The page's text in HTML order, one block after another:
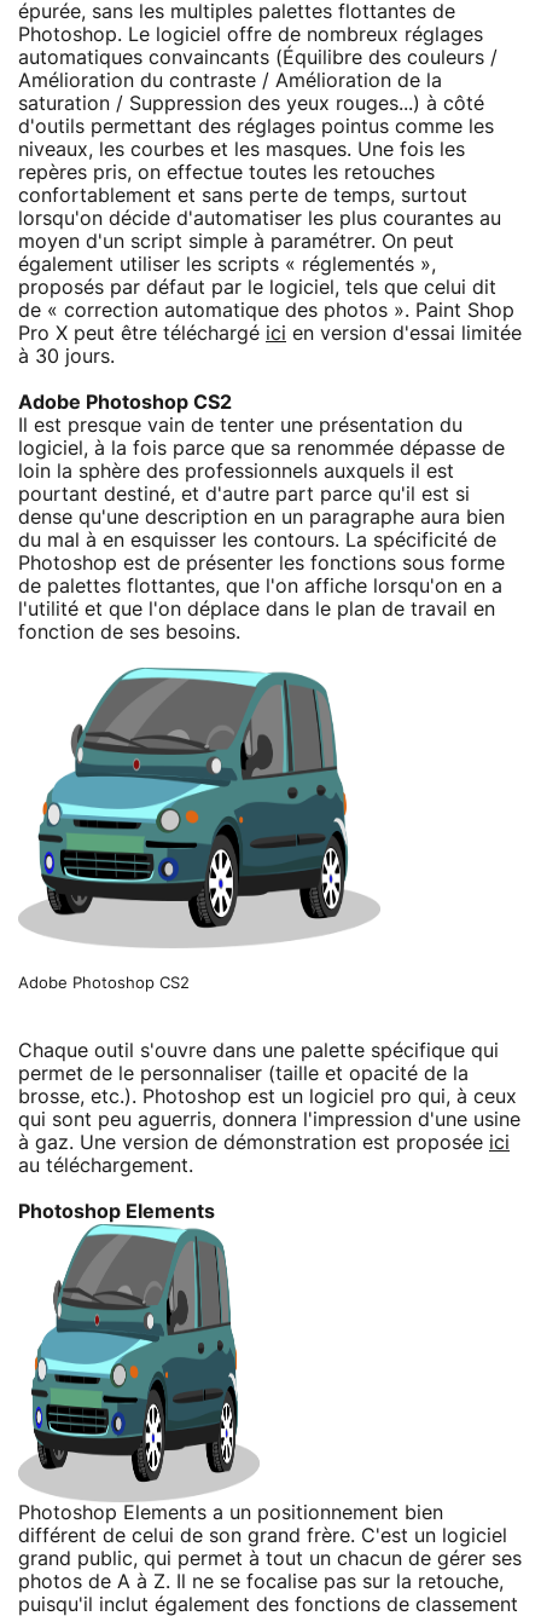
épurée, sans les multiples palettes flottantes de
Photoshop. Le logiciel offre de nombreux réglages
automatiques convaincants (Équilibre des couleurs /
Amélioration du contraste / Amélioration de la
saturation / Suppression des yeux rouges...) à côté
d'outils permettant des réglages pointus comme les
niveaux, les courbes et les masques. Une fois les
repères pris, on effectue toutes les retouches
confortablement et sans perte de temps, surtout
lorsqu'on décide d'automatiser les plus courantes au
moyen d'un script simple à paramétrer. On peut
également utiliser les scripts « réglementés »,
proposés par défaut par le logiciel, tels que celui dit
de « correction automatique des photos ». Paint Shop
Pro X peut être téléchargé ici en version d'essai limitée
à 30 jours.
Adobe Photoshop CS2
Il est presque vain de tenter une présentation du
logiciel, à la fois parce que sa renommée dépasse de
loin la sphère des professionnels auxquels il est
pourtant destiné, et d'autre part parce qu'il est si
dense qu'une description en un paragraphe aura bien
du mal à en esquisser les contours. La spécificité de
Photoshop est de présenter les fonctions sous forme
de palettes flottantes, que l'on affiche lorsqu'on en a
l'utilité et que l'on déplace dans le plan de travail en
fonction de ses besoins.
Adobe Photoshop CS2
Chaque outil s'ouvre dans une palette spécifique qui
permet de le personnaliser (taille et opacité de la
brosse, etc.). Photoshop est un logiciel pro qui, à ceux
qui sont peu aguerris, donnera l'impression d'une usine
à gaz. Une version de démonstration est proposée ici
au téléchargement.
Photoshop Elements
Photoshop Elements a un positionnement bien
différent de celui de son grand frère. C'est un logiciel
grand public, qui permet à tout un chacun de gérer ses
photos de A à Z. Il ne se focalise pas sur la retouche,
puisqu'il inclut également des fonctions de classement